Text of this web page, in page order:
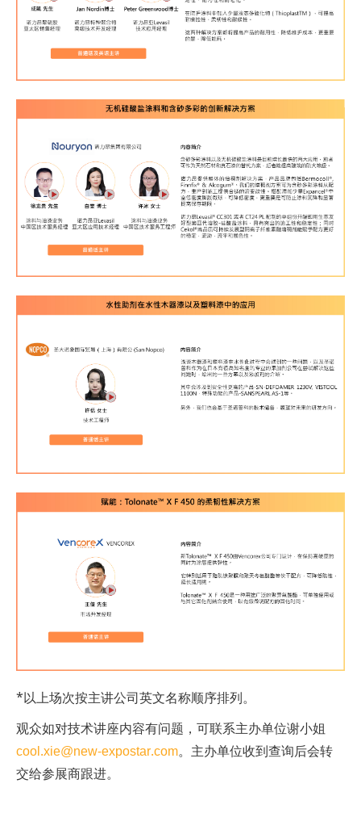
*以上场次按主讲公司英文名称顺序排列。
观众如对技术讲座内容有问题，可联系主办单位谢小姐
cool.xie@new-expostar.com。主办单位收到查询后会转
交给参展商跟进。